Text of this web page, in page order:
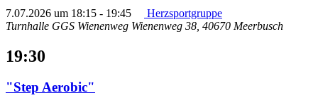
7.07.2026 um 18:15 - 19:45
Herzsportgruppe
Turnhalle GGS Wienenweg Wienenweg 38, 40670 Meerbusch
19:30
"Step Aerobic"